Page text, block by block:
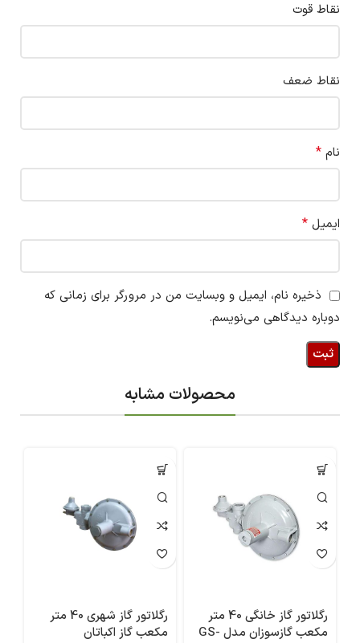
نقاط قوت
نقاط ضعف
نام *
ایمیل *
ذخیره نام، ایمیل و وبسایت من در مرورگر برای زمانی که
دوباره دیدگاهی می‌نویسم.
محصولات مشابه
رگلاتور گاز خانگی 40 متر
مکعب گازسوزان مدل GS-
رگلاتور گاز شهری 40 متر
مکعب گاز اکباتان